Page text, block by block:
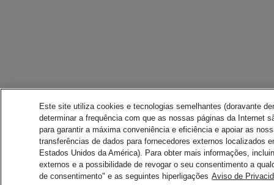
Este site utiliza cookies e tecnologias semelhantes (doravante
determinar a frequência com que as nossas páginas da Internet
para garantir a máxima conveniência e eficiência e apoiar as
transferências de dados para fornecedores externos localizados
Estados Unidos da América). Para obter mais informações,
externos e a possibilidade de revogar o seu consentimento a
de consentimento" e as seguintes hiperligações Aviso de